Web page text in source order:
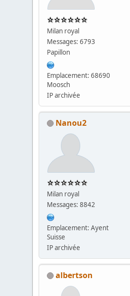
Milan royal
Messages: 6793
Papillon
Emplacement: 68690
Moosch
IP archivée
Nanou2
Milan royal
Messages: 8842
Emplacement: Ayent
Suisse
IP archivée
albertson